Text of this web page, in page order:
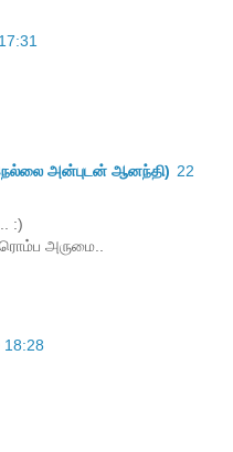
அன்புடன் ஆனந்தி) 22
:)
அருமை..
18:28